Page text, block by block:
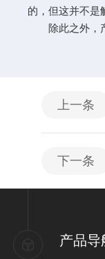
的，但这并不是
除此之外，产
上一条
下一条
产品导